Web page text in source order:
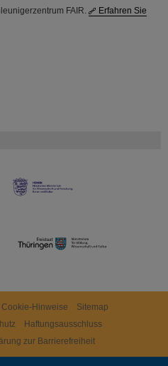
FAIR.
Erfahren Sie
Cookie-Hinweise
Sitemap
Haftungsausschluss
zur Barrierefreiheit